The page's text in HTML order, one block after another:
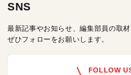
SNS
最新記事やお知らせ、編集部員の取
ぜひフォローをお願いします。
FOLLOW